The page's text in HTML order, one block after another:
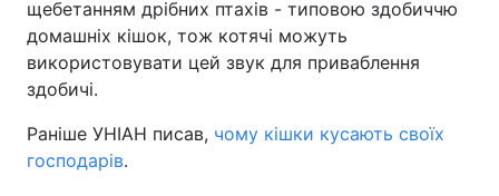
щебетанням дрібних птахів - типовою здобиччю
домашніх кішок, тож котячі можуть
використовувати цей звук для приваблення
здобичі.
Раніше УНІАН писав, чому кішки кусають своїх
господарів.